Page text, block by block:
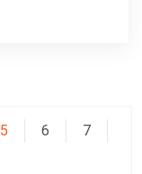
5 6 7